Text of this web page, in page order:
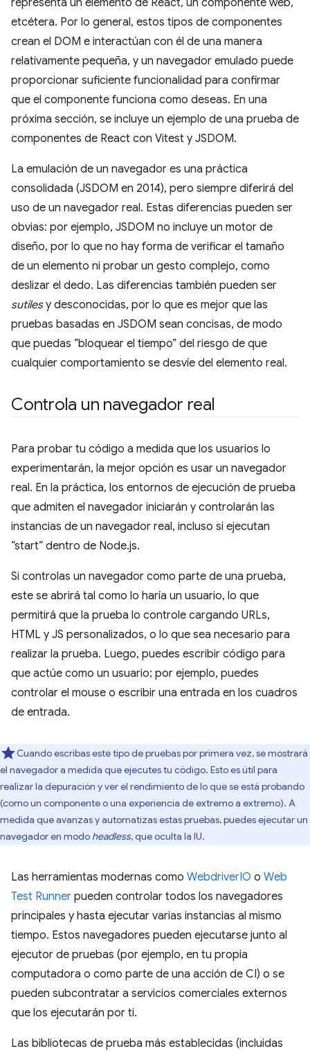
representa un elemento de React, un componente web,
etcétera. Por lo general, estos tipos de componentes
crean el DOM e interactúan con él de una manera
relativamente pequeña, y un navegador emulado puede
proporcionar suficiente funcionalidad para confirmar
que el componente funciona como deseas. En una
próxima sección, se incluye un ejemplo de una prueba de
componentes de React con Vitest y JSDOM.
La emulación de un navegador es una práctica
consolidada (JSDOM en 2014), pero siempre diferirá del
uso de un navegador real. Estas diferencias pueden ser
obvias: por ejemplo, JSDOM no incluye un motor de
diseño, por lo que no hay forma de verificar el tamaño
de un elemento ni probar un gesto complejo, como
deslizar el dedo. Las diferencias también pueden ser
sutilesy desconocidas, por lo que es mejor que las
pruebas basadas en JSDOM sean concisas, de modo
que puedas “bloquear el tiempo” del riesgo de que
cualquier comportamiento se desvíe del elemento real.
Controla un navegador real
Para probar tu código a medida que los usuarios lo
experimentarán, la mejor opción es usar un navegador
real. En la práctica, los entornos de ejecución de prueba
que admiten el navegador iniciarán y controlarán las
instancias de un navegador real, incluso si ejecutan
“start” dentro de Node.js.
Si controlas un navegador como parte de una prueba,
este se abrirá tal como lo haría un usuario, lo que
permitirá que la prueba lo controle cargando URLs,
HTML y JS personalizados, o lo que sea necesario para
realizar la prueba. Luego, puedes escribir código para
que actúe como un usuario; por ejemplo, puedes
controlar el mouse o escribir una entrada en los cuadros
de entrada.
Cuando escribas este tipo de pruebas por primera vez, se mostrará
el navegador a medida que ejecutes tu código. Esto es útil para
realizar la depuración y ver el rendimiento de lo que se está probando
(como un componente o una experiencia de extremo a extremo). A
medida que avanzas y automatizas estas pruebas, puedes ejecutar un
navegador en modo headless, que oculta la IU.
Las herramientas modernas como WebdriverIO o Web
Test Runner pueden controlar todos los navegadores
principales y hasta ejecutar varias instancias al mismo
tiempo. Estos navegadores pueden ejecutarse junto al
ejecutor de pruebas (por ejemplo, en tu propia
computadora o como parte de una acción de CI) o se
pueden subcontratar a servicios comerciales externos
que los ejecutarán por ti.
Las bibliotecas de prueba más establecidas (incluidas